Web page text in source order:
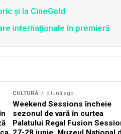
și la CineGold
internaţionale în premieră
CULTURĂ o lună ago
Weekend Sessions încheie
sezonul de vară în curtea
Palatului Regal Fusion